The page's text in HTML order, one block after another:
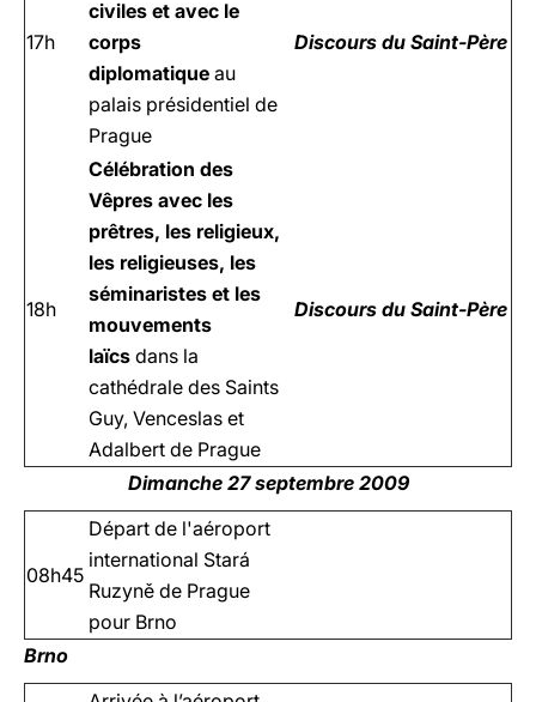
17h
civiles et avec le
corps
diplomatique au
palais présidentiel de
Prague
Discours du Saint-Père
18h
Célébration des
Vêpres avec les
prêtres, les religieux,
les religieuses, les
séminaristes et les
mouvements
laïcs dans la
cathédrale des Saints
Guy, Venceslas et
Adalbert de Prague
Discours du Saint-Père
Dimanche 27 septembre 2009
08h45
Départ de l'aéroport
international Stará
Ruzyně de Prague
pour Brno
Brno